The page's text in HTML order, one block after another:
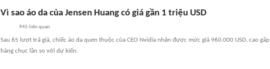
Vì sao áo da của Jensen Huang có giá gần 1 triệu USD
945 liên quan
Sau 65 lượt trả giá, chiếc áo da quen thuộc của CEO Nvidia nhận được mức giá 960.000 USD, cao gấp
hàng chục lần so với dự kiến.